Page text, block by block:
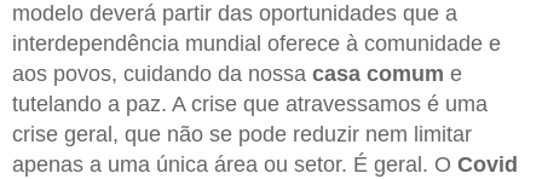
modelo deverá partir das oportunidades que a
interdependência mundial oferece à comunidade e
aos povos, cuidando da nossa casa comum e
tutelando a paz. A crise que atravessamos é uma
crise geral, que não se pode reduzir nem limitar
apenas a uma única área ou setor. É geral. O Covid